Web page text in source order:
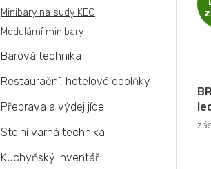
Minibary na sudy KEG
Modulární minibary
Barová technika
Restaurační, hotelové doplňky
Přeprava a výdej jídel
Stolní varná technika
Kuchyňský inventář